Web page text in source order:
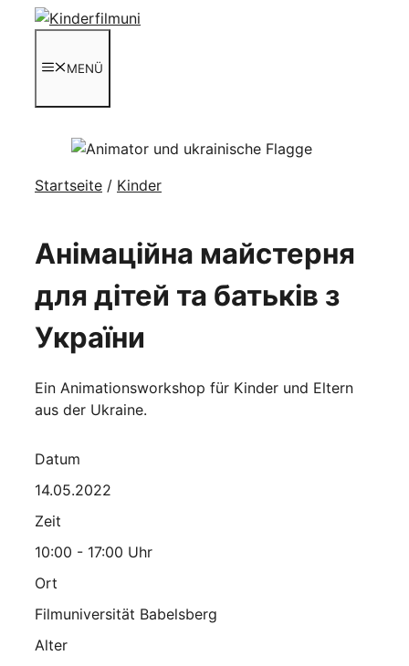
Zum
springenMENÜ
Startseite / Kinder
Анімаційна майстерня
для дітей та батьків з
України
Ein Animationsworkshop für Kinder und Eltern
aus der Ukraine.
Datum
14.05.2022
Zeit
10:00 - 17:00 Uhr
Ort
Filmuniversität Babelsberg
Alter